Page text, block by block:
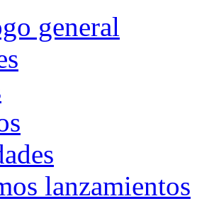
general
lanzamientos